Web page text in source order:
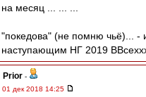
на месяц ... ... ...
"покедова" (не помню чьё)... -
наступающим НГ 2019
Prior -
01 дек 2018 14:25